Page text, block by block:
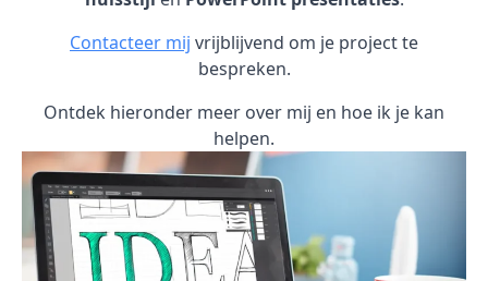
Contacteer mij vrijblijvend om je project te
bespreken.
Ontdek hieronder meer over mij en hoe ik je kan
helpen.